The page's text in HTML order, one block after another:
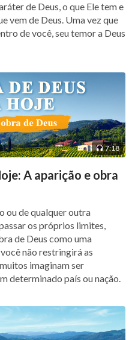
de Deus, o que Ele tem e
vem de Deus. Uma vez que
de você, seu temor a Deus
7:18
A aparição e obra
ou de qualquer outra
os próprios limites,
de Deus como uma
não restringirá as
imaginam ser
determinado país ou nação.